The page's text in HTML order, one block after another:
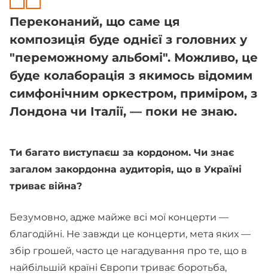
Переконаний, що саме ця
композиція буде однієї з головних у
"переможному альбомі". Можливо, це
буде колаборація з якимось відомим
симфонічним оркестром, приміром, з
Лондона чи Італії, — поки не знаю.
Ти багато виступаєш за кордоном. Чи знає
загалом закордонна аудиторія, що в Україні
триває війна?
Безумовно, адже майже всі мої концерти —
благодійні. Не завжди це концерти, мета яких —
збір грошей, часто це нагадування про те, що в
найбільшій країні Європи триває боротьба,